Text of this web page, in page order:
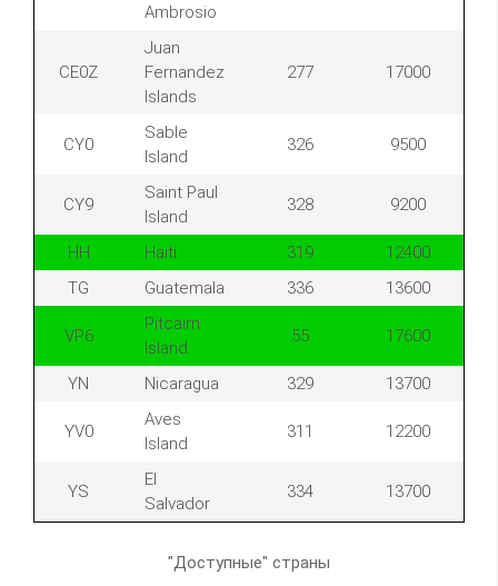
Ambrosio
CE0Z
Juan
Fernandez
Islands
277 17000
CY0
Sable
Island
326 9500
CY9
Saint Paul
Island
328 9200
HH Haiti 319
12400
TG
Guatemala 336 13600
VP6
Pitcairn
Island
55 17600
YN Nicaragua 329 13700
YV0
Aves
Island
311 12200
YS
El
Salvador
334 13700
"Доступные" страны